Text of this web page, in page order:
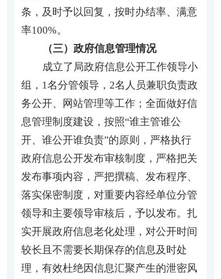
条，及时予以回复，按时办结率、满意
率100%。
（三）政府信息管理情况
成立了 局政府信息公开工作领导小
组， 1名分管领导，2名人员兼职负责政
务公开、网站管理等工作；全面做好信
息管理制度建设，按照“谁主管谁公
开、谁公开谁负责”的原则，严格执行
政府信息公开发布审核制度，严格把关
发布事项内容，严把撰稿、发布程序、
落实保密制度 ， 对重要内容经单位分管
领导和主要领导审核后，予以发布。扎
实开展政府信息老化处理，对公开时间
较长且不需要长期保存的信息及时处
理，有效杜绝因信息汇聚产生的泄密风